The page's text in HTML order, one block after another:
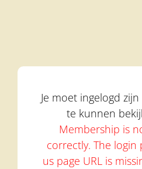
Je moet ingelogd
te kunnen
Membership is
correctly. The
us page URL is